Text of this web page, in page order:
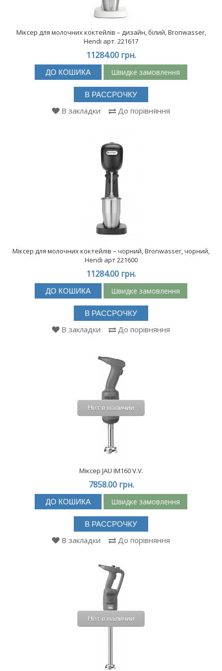
Міксер для молочних коктейлів – дизайн, білий, Bronwasser,
Hendi арт. 221617
11284.00 грн.
ДО КОШИКА Швидке замовлення
В РАССРОЧКУ
В закладки До порівняння
Міксер для молочних коктейлів – чорний, Bronwasser, чорний,
Hendi арт 221600
11284.00 грн.
ДО КОШИКА Швидке замовлення
В РАССРОЧКУ
В закладки До порівняння
Нет в наличии
Міксер JAU IM160 V.V.
7858.00 грн.
ДО КОШИКА Швидке замовлення
В РАССРОЧКУ
В закладки До порівняння
Нет в наличии